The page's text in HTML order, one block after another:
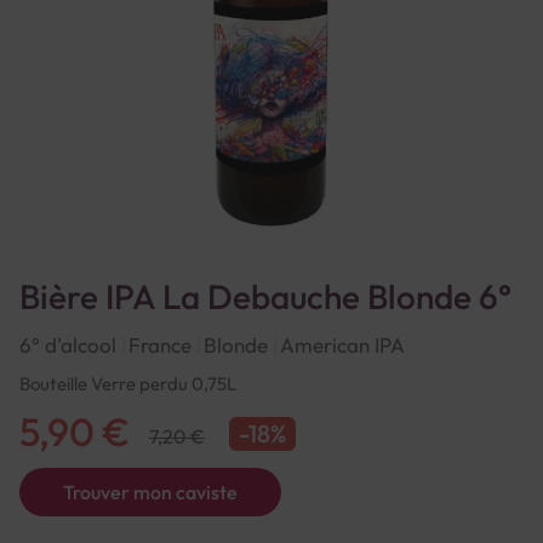
Bière IPA La Debauche Blonde 6°
6° d'alcool France Blonde American IPA
Bouteille Verre perdu 0,75L
Trouver mon caviste
5,90 € 7,20 € -18%